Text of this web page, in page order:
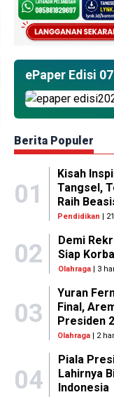
ePaper Edisi
Berita Populer
01
Kisah
Tangsel,
Raih
Pendidikan |
02
Demi
Siap
Olahraga| 3
03
Yuran
Final,
Presiden
Olahraga | 2
04
Piala
Lahirnya
Indonesia